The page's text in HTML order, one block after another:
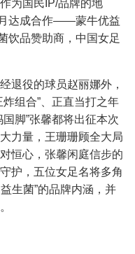
为国民IP/品牌的地
达成合作——蒙牛优益
饮品赞助商，中国女足
退役的球员赵丽娜外，
组合”、正直当打之年
脚”张馨都将出征本次
力量，王珊珊顾全大局
恒心，张馨闲庭信步的
护，五位女足名将多角
生菌”的品牌内涵，并